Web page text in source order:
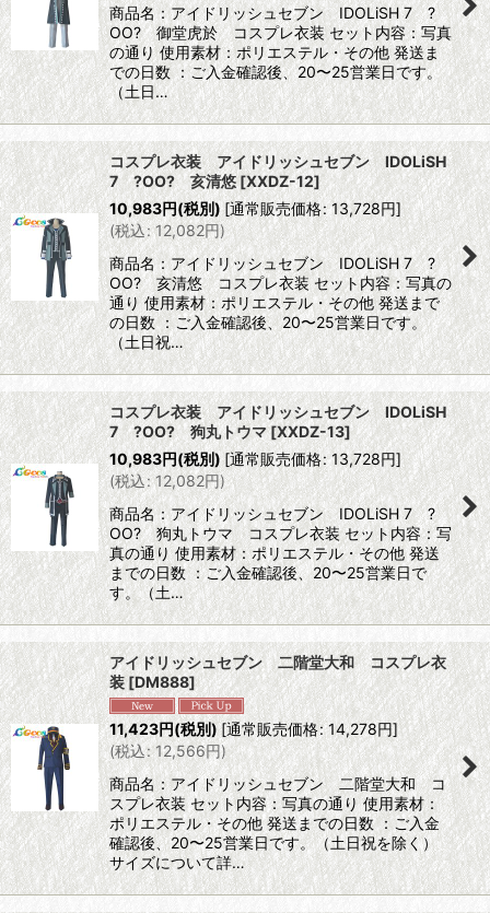
商品名：アイドリッシュセブン IDOLiSH 7 ?
OO? 御堂虎於 コスプレ衣装 セット内容：写真
の通り 使用素材：ポリエステル・その他 発送ま
での日数 ：ご入金確認後、20〜25営業日です。
（土日…
コスプレ衣装 アイドリッシュセブン IDOLiSH
7 ?OO? 亥清悠 [XXDZ-12]
10,983円(税別) [通常販売価格: 13,728円]
(税込: 12,082円)
商品名：アイドリッシュセブン IDOLiSH 7 ?
OO? 亥清悠 コスプレ衣装 セット内容：写真の
通り 使用素材：ポリエステル・その他 発送まで
の日数 ：ご入金確認後、20〜25営業日です。
（土日祝…
コスプレ衣装 アイドリッシュセブン IDOLiSH
7 ?OO? 狗丸トウマ [XXDZ-13]
10,983円(税別) [通常販売価格: 13,728円]
(税込: 12,082円)
商品名：アイドリッシュセブン IDOLiSH 7 ?
OO? 狗丸トウマ コスプレ衣装 セット内容：写
真の通り 使用素材：ポリエステル・その他 発送
までの日数 ：ご入金確認後、20〜25営業日で
す。（土…
アイドリッシュセブン 二階堂大和 コスプレ衣
装 [DM888]
11,423円(税別)[通常販売価格: 14,278円]
(税込: 12,566円)
商品名：アイドリッシュセブン 二階堂大和 コ
スプレ衣装 セット内容：写真の通り 使用素材：
ポリエステル・その他 発送までの日数 ：ご入金
確認後、20〜25営業日です。（土日祝を除く）
サイズについて詳…